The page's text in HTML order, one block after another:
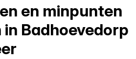
en minpunten
Badhoevedorp